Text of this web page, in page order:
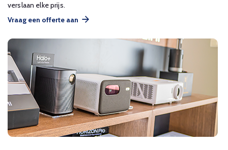
verslaan elke prijs.
Vraag een offerte aan